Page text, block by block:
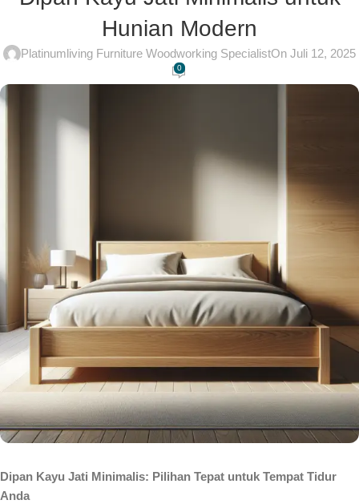
Hunian Modern
Platinumliving Furniture Woodworking SpecialistOn Juli 12, 2025
0
Dipan Kayu Jati Minimalis: Pilihan Tepat untuk Tempat Tidur
Anda